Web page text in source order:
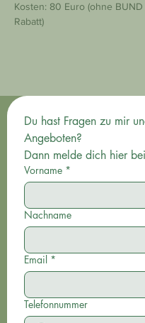
Kosten: 80 Euro (ohne
Rabatt)
Du hast Fragen zu mir
Dann melde dich hier
Vorname *
Nachname
Email *
Telefonnummer